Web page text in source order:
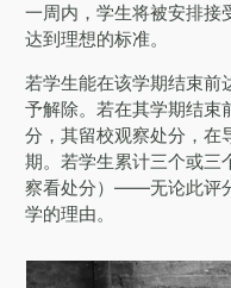
一周内，学生将被安排接
达到理想的标准。
若学生能在该学期结束前
予解除。若在其学期结束
分，其留校观察处分，在
期。若学生累计三个或三
察看处分）——无论此评
学的理由。